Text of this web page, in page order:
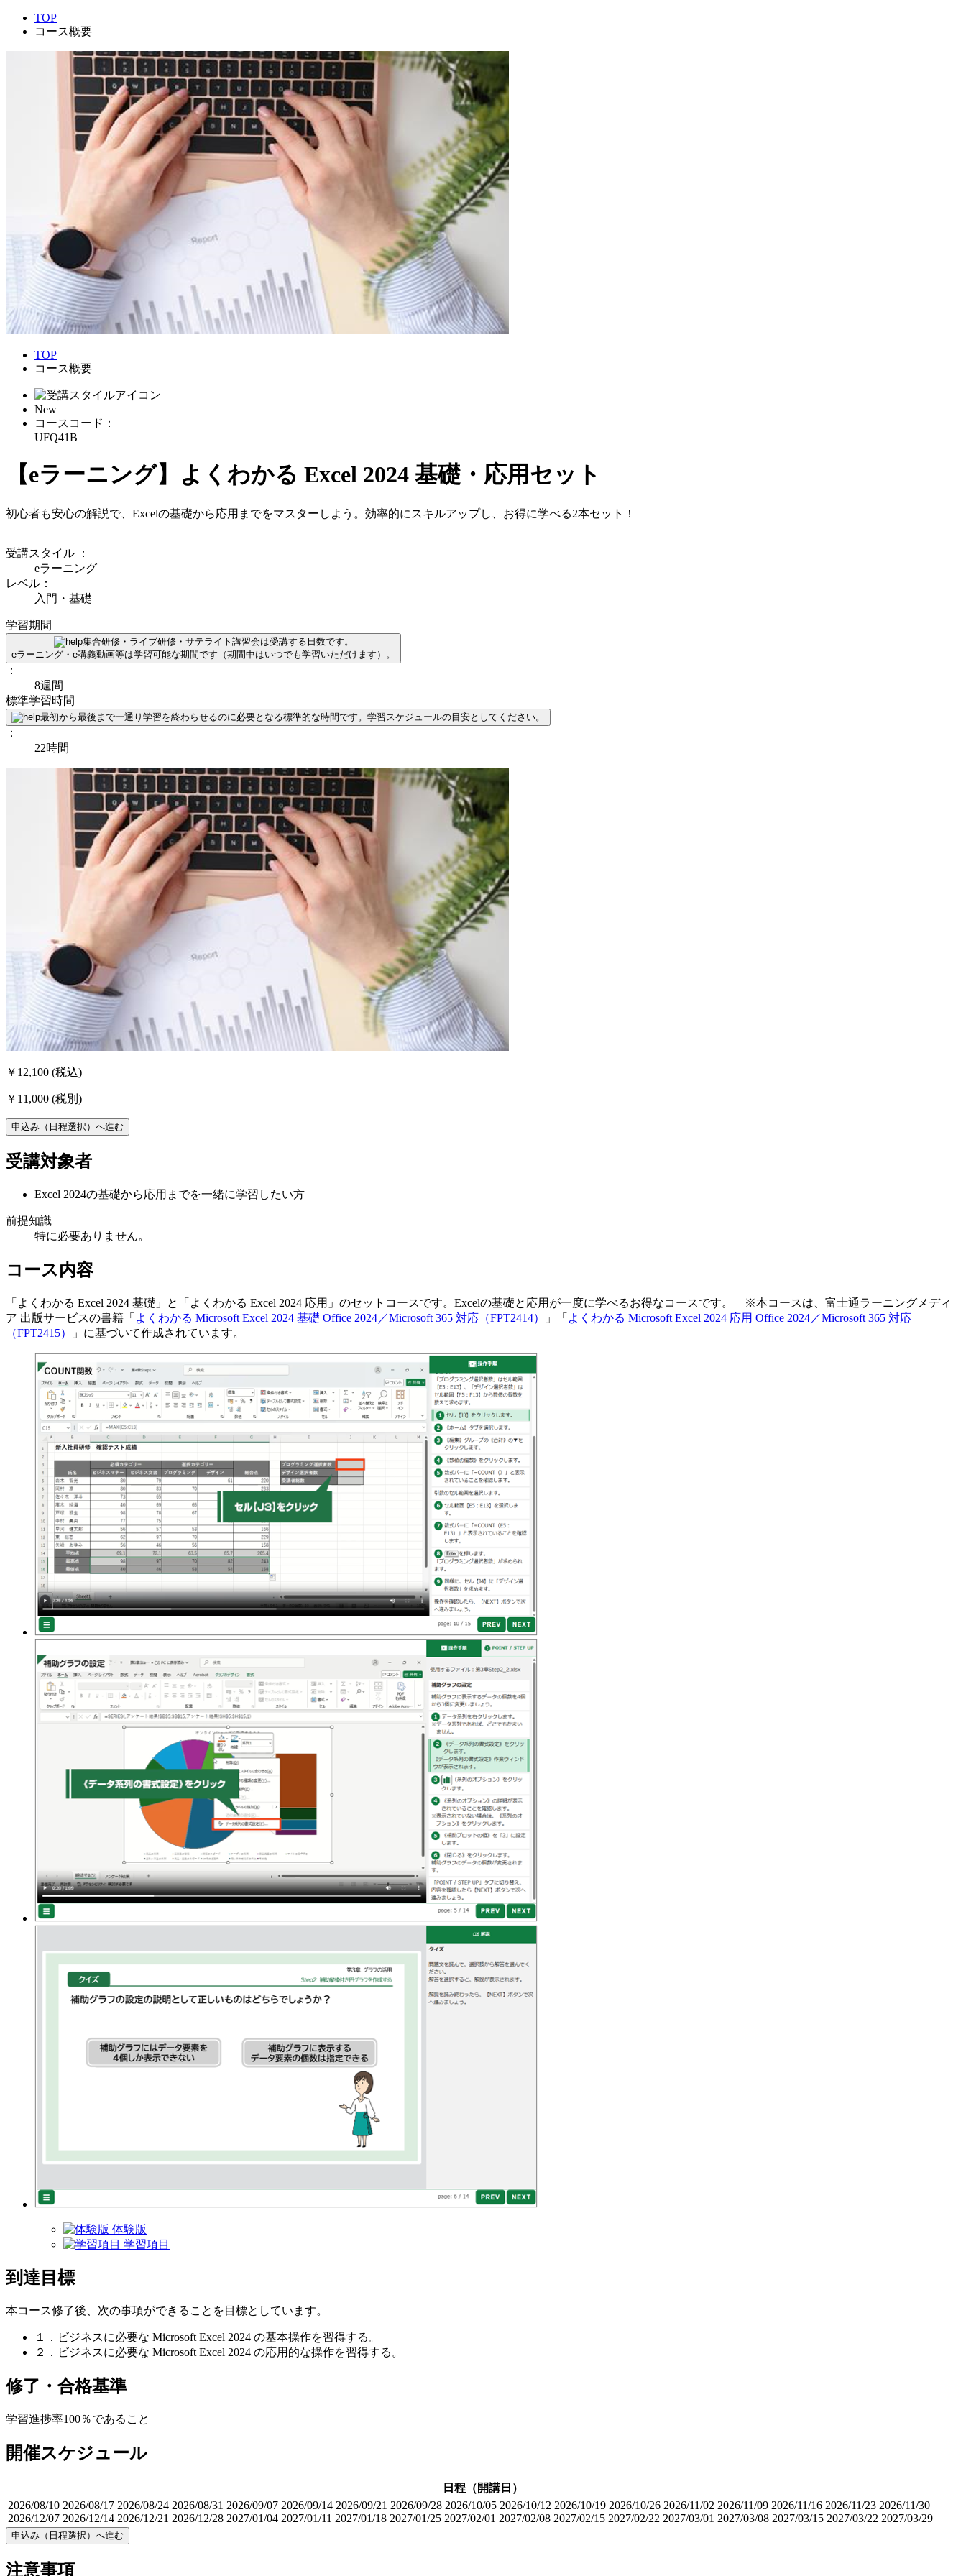
TOP
コース概要
TOP
コース概要
New
コースコード：
UFQ41B
【eラーニング】よくわかる Excel 2024 基礎・応用セット
初心者も安心の解説で、Excelの基礎から応用までをマスターしよう。効率的にスキルアップし、お得に学べる2本セット！
受講スタイル ：
eラーニング
レベル：
入門・基礎
学習期間
集合研修・ライブ研修・サテライト講習会は受講する日数です。
eラーニング・e講義動画等は学習可能な期間です（期間中はいつでも学習いただけます）。
：
8週間
標準学習時間
最初から最後まで一通り学習を終わらせるのに必要となる標準的な時間です。学習スケジュールの目安としてください。
：
22時間
￥12,100 (税込)
￥11,000 (税別)
申込み（日程選択）へ進む
受講対象者
Excel 2024の基礎から応用までを一緒に学習したい方
前提知識
特に必要ありません。
コース内容
「よくわかる Excel 2024 基礎」と「よくわかる Excel 2024 応用」のセットコースです。Excelの基礎と応用が一度に学べるお得なコースです。 ※本コースは、富士通ラーニングメディ
ア 出版サービスの書籍「 よくわかる Microsoft Excel 2024 基礎 Office 2024／Microsoft 365 対応（FPT2414） 」「 よくわかる Microsoft Excel 2024 応用 Office 2024／Microsoft 365 対応
（FPT2415）
」に基づいて作成されています。
体験版
学習項目
到達目標
本コース修了後、次の事項ができることを目標としています。
１．ビジネスに必要な Microsoft Excel 2024 の基本操作を習得する。
２．ビジネスに必要な Microsoft Excel 2024 の応用的な操作を習得する。
修了・合格基準
学習進捗率100％であること
開催スケジュール
日程（開講日）
2026/08/10 2026/08/17 2026/08/24 2026/08/31 2026/09/07 2026/09/14 2026/09/21 2026/09/28 2026/10/05 2026/10/12 2026/10/19 2026/10/26 2026/11/02 2026/11/09 2026/11/16 2026/11/23 2026/11/30
2026/12/07 2026/12/14 2026/12/21 2026/12/28 2027/01/04 2027/01/11 2027/01/18 2027/01/25 2027/02/01 2027/02/08 2027/02/15 2027/02/22 2027/03/01 2027/03/08 2027/03/15 2027/03/22 2027/03/29
申込み（日程選択）へ進む
注意事項